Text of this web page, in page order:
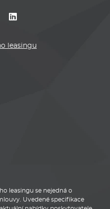
leasingu
leasingu se nejedná o
Uvedené specifikace